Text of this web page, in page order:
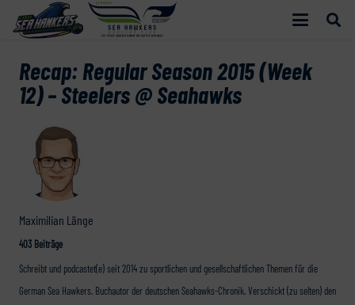
Maximilian Länge
403 Beiträge
Schreibt und podcastet(e) seit 2014 zu sportlichen und gesellschaftlichen Themen für die
German Sea Hawkers. Buchautor der deutschen Seahawks-Chronik. Verschickt (zu selten) den
Recap: Regular Season 2015 (Week
12) – Steelers @ Seahawks